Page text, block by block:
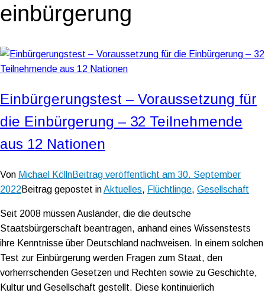
einbürgerung
Einbürgerungstest – Voraussetzung für
die Einbürgerung – 32 Teilnehmende
aus 12 Nationen
Von Michael KöllnBeitrag veröffentlicht am 30. September
2022Beitrag gepostet inAktuelles, Flüchtlinge, Gesellschaft
Seit 2008 müssen Ausländer, die die deutsche
Staatsbürgerschaft beantragen, anhand eines Wissenstests
ihre Kenntnisse über Deutschland nachweisen. In einem solchen
Test zur Einbürgerung werden Fragen zum Staat, den
vorherrschenden Gesetzen und Rechten sowie zu Geschichte,
Kultur und Gesellschaft gestellt. Diese kontinuierlich